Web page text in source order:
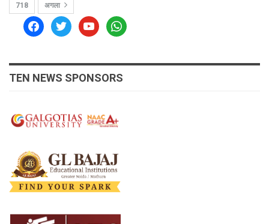
718 अगला
facebooktwitteryoutubewhatsapp
TEN NEWS SPONSORS